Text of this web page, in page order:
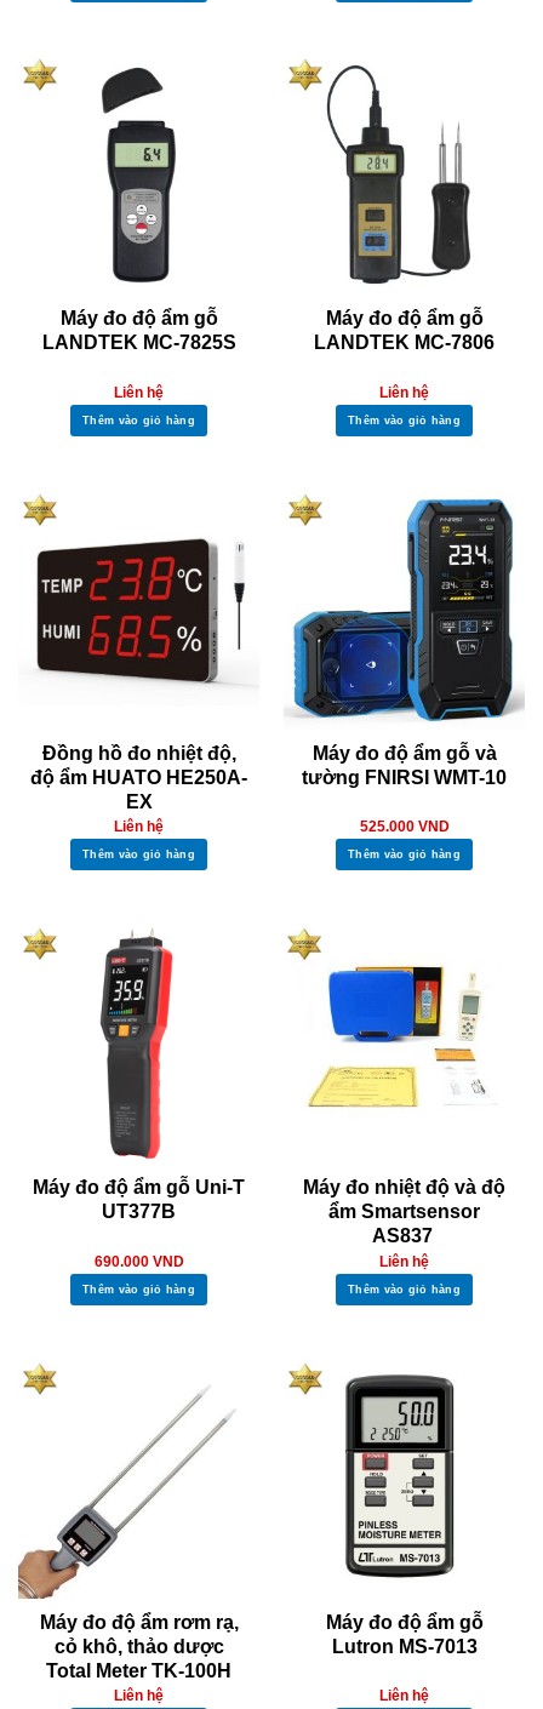
Máy đo độ ẩm gỗ
LANDTEK MC-7825S
Liên hệ
Thêm vào giỏ hàng
Máy đo độ ẩm gỗ
LANDTEK MC-7806
Liên hệ
Thêm vào giỏ hàng
Đồng hồ đo nhiệt độ,
độ ẩm HUATO HE250A-
EX
Liên hệ
Thêm vào giỏ hàng
Máy đo độ ẩm gỗ và
tường FNIRSI WMT-10
525.000 VND
Thêm vào giỏ hàng
Máy đo độ ẩm gỗ Uni-T
UT377B
690.000 VND
Thêm vào giỏ hàng
Máy đo nhiệt độ và độ
ẩm Smartsensor
AS837
Liên hệ
Thêm vào giỏ hàng
Máy đo độ ẩm rơm rạ,
cỏ khô, thảo dược
Total Meter TK-100H
Liên hệ
Máy đo độ ẩm gỗ
Lutron MS-7013
Liên hệ